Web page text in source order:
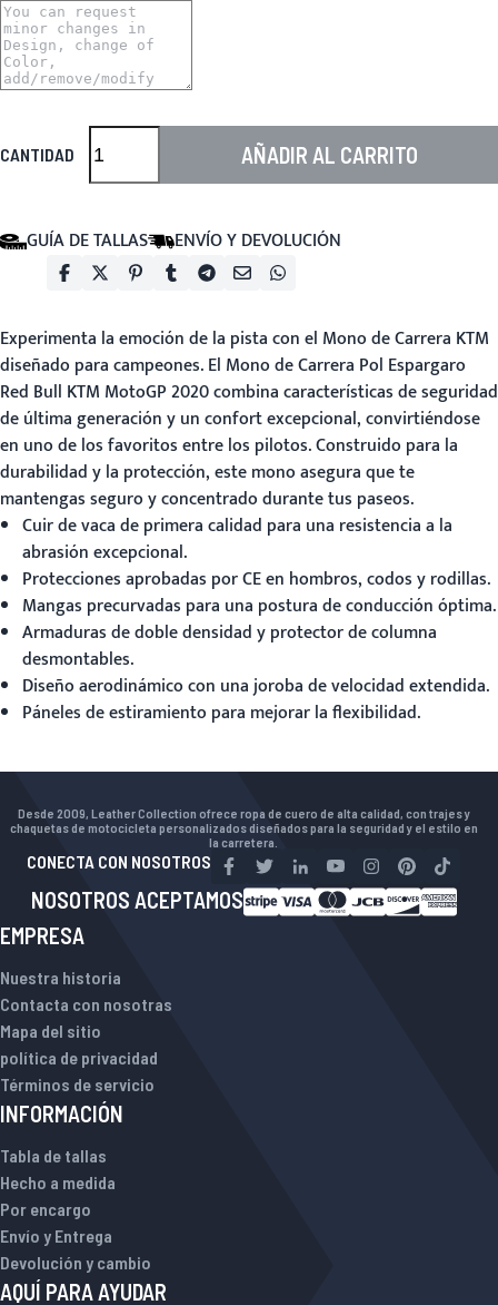
CANTIDAD AÑADIR AL CARRITO
GUÍA DE TALLAS ENVÍO Y DEVOLUCIÓN
Experimenta la emoción de la pista con el Mono de Carrera KTM
diseñado para campeones. El Mono de Carrera Pol Espargaro
Red Bull KTM MotoGP 2020 combina características de seguridad
de última generación y un confort excepcional, convirtiéndose
en uno de los favoritos entre los pilotos. Construido para la
durabilidad y la protección, este mono asegura que te
mantengas seguro y concentrado durante tus paseos.
Cuir de vaca de primera calidad para una resistencia a la
abrasión excepcional.
Protecciones aprobadas por CE en hombros, codos y rodillas.
Mangas precurvadas para una postura de conducción óptima.
Armaduras de doble densidad y protector de columna
desmontables.
Diseño aerodinámico con una joroba de velocidad extendida.
Páneles de estiramiento para mejorar la flexibilidad.
Desde 2009, Leather Collection ofrece ropa de cuero de alta calidad, con trajes y
chaquetas de motocicleta personalizados diseñados para la seguridad y el estilo en
la carretera.
CONECTA CON NOSOTROS
NOSOTROS ACEPTAMOS
EMPRESA
Nuestra historia
Contacta con nosotras
Mapa del sitio
política de privacidad
Términos de servicio
INFORMACIÓN
Tabla de tallas
Hecho a medida
Por encargo
Envío y Entrega
Devolución y cambio
AQUÍ PARA AYUDAR